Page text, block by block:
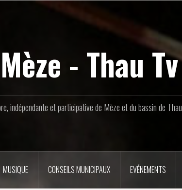
- Thau Tv
indépendante et participative de Mèze et du bassin de Thau
MUSIQUE CONSEILS MUNICIPAUX EVÉNEMENTS